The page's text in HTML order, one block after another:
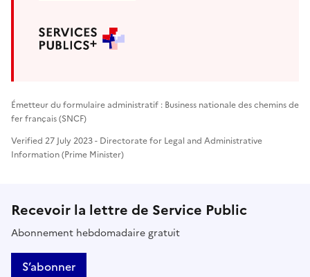
Émetteur du formulaire administratif : Business nationale des chemins de
fer français (SNCF)
Verified 27 July 2023 - Directorate for Legal and Administrative
Information (Prime Minister)
Recevoir la lettre de Service Public
Abonnement hebdomadaire gratuit
S’abonner